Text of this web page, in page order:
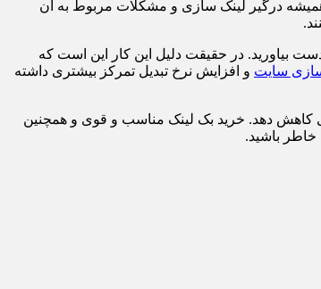
همیشه درگیر لینک سازی و مشکلات مربوط به آن
دست بیاورید. در حقیقت دلیل این کار این است که
سایت و افزایش نرخ تبدیل تمرکز بیشتری داشته
کاهش دهد. خرید بک لینک مناسب و قوی و همچنین
خاطر باشید.